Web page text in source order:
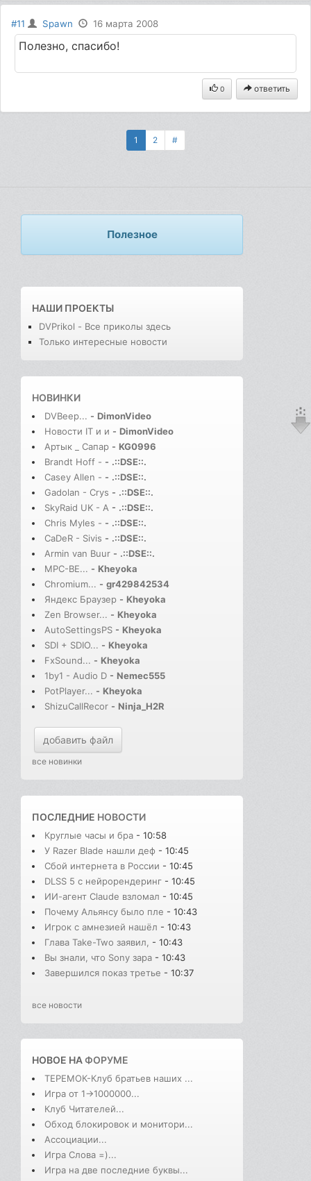
#11 Spawn 16 марта 2008
Полезно, спасибо!
0 ответить
1 2 #
Полезное
НАШИ ПРОЕКТЫ
DVPrikol - Все приколы здесь
Только интересные новости
НОВИНКИ
DVBeep... - DimonVideo
Новости IT и и - DimonVideo
Артык _ Сапар - KG0996
Brandt Hoff - - .::DSE::.
Casey Allen - - .::DSE::.
Gadolan - Crys - .::DSE::.
SkyRaid UK - A - .::DSE::.
Chris Myles - - .::DSE::.
CaDeR - Sivis - .::DSE::.
Armin van Buur - .::DSE::.
MPC-BE... - Kheyoka
Chromium... - gr429842534
Яндекс Браузер - Kheyoka
Zen Browser... - Kheyoka
AutoSettingsPS - Kheyoka
SDI + SDIO... - Kheyoka
FxSound... - Kheyoka
1by1 - Audio D - Nemec555
PotPlayer... - Kheyoka
ShizuCallRecor - Ninja_H2R
добавить файл
все новинки
ПОСЛЕДНИЕ НОВОСТИ
Круглые часы и бра - 10:58
У Razer Blade нашли деф - 10:45
Сбой интернета в России - 10:45
DLSS 5 с нейрорендеринг - 10:45
ИИ-агент Claude взломал - 10:45
Почему Альянсу было пле - 10:43
Игрок с амнезией нашёл - 10:43
Глава Take-Two заявил, - 10:43
Вы знали, что Sony зара - 10:43
Завершился показ третье - 10:37
все новости
НОВОЕ НАФОРУМЕ
ТЕРЕМОК-Клуб братьев наших ...
Игра от 1->1000000...
Клуб Читателей...
Обход блокировок и монитори...
Ассоциации...
Игра Слова =)...
Игра на две последние буквы...